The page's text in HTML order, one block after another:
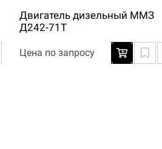
Двигатель дизельный ММЗ
Д242-71Т
Цена по запросу